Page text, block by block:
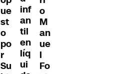
ue
st
o
po
r
Su
inf
an
til
en
líq
ui
o
M
an
ue
l
Fo